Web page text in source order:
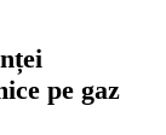
pe gaz